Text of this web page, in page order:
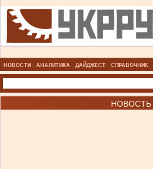
НОВОСТИ АНАЛИТИКА ДАЙДЖЕСТ СПРАВОЧНИК
НОВОСТЬ